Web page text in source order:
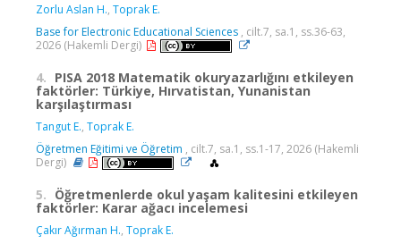
Zorlu Aslan H., Toprak E.
Base for Electronic Educational Sciences , cilt.7, sa.1, ss.36-63,
2026 (Hakemli Dergi)
4. PISA 2018 Matematik okuryazarlığını etkileyen
faktörler: Türkiye, Hırvatistan, Yunanistan
karşılaştırması
Tangut E., Toprak E.
Öğretmen Eğitimi ve Öğretim , cilt.7, sa.1, ss.1-17, 2026 (Hakemli
Dergi)
5. Öğretmenlerde okul yaşam kalitesini etkileyen
faktörler: Karar ağacı incelemesi
Çakır Ağırman H., Toprak E.